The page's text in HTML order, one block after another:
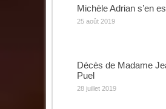
Michèle Adrian s’en
25 août 2019
Décès de Madame
Puel
28 juillet 2019